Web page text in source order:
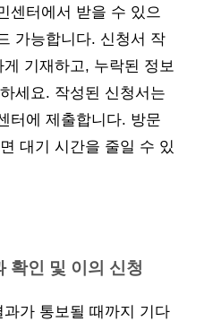
센터에서 받을 수 있으
가능합니다. 신청서 작
기재하고, 누락된 정보
세요. 작성된 신청서는
터에 제출합니다. 방문
대기 시간을 줄일 수 있
확인 및 이의 신청
가 통보될 때까지 기다